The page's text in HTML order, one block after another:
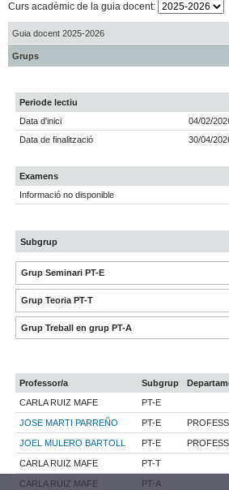
Curs acadèmic de la guia docent:
Guia docent 2025-2026
Grups
Periode lectiu
Data d'inici
04/02/
Data de finalització
30/04/
Examens
Informació no disponible
Subgrup
Grup Seminari PT-E
Grup Teoria PT-T
Grup Treball en grup PT-A
Professor/a Subgrup
CARLA RUIZ MAFE
PT-E
JOSE MARTI PARREÑO PT-E
JOEL MULERO BARTOLL PT-E
CARLA RUIZ MAFE PT-T
CARLA RUIZ MAFE PT-A